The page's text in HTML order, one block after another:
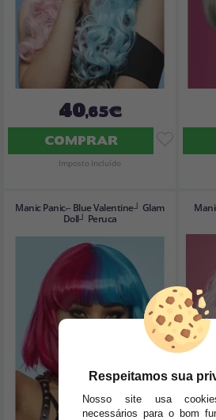
40,65€
COMPRAR
Imposto Incluído
Manic Panic⌐ Blue Valentine┘ Glam
Doll┘ Peruca
Respeitamos sua
Nosso site usa
necessários para o bom